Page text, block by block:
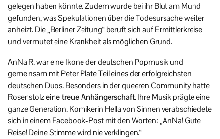
gelegen haben könnte. Zudem wurde bei ihr Blut am Mund
gefunden, was Spekulationen über die Todesursache weiter
anheizt. Die „Berliner Zeitung“ beruft sich auf Ermittlerkreise
und vermutet eine Krankheit als möglichen Grund.
AnNa R. war eine Ikone der deutschen Popmusik und
gemeinsam mit Peter Plate Teil eines der erfolgreichsten
deutschen Duos. Besonders in der queeren Community hatte
Rosenstolzeine treue Anhängerschaft.Ihre Musik prägte eine
ganze Generation. Komikerin Hella von Sinnen verabschiedete
sich in einem Facebook-Post mit den Worten: „AnNa! Gute
Reise! Deine Stimme wird nie verklingen.“